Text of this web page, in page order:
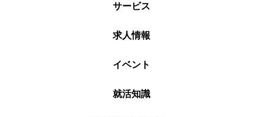
サービス
求人情報
イベント
就活知識